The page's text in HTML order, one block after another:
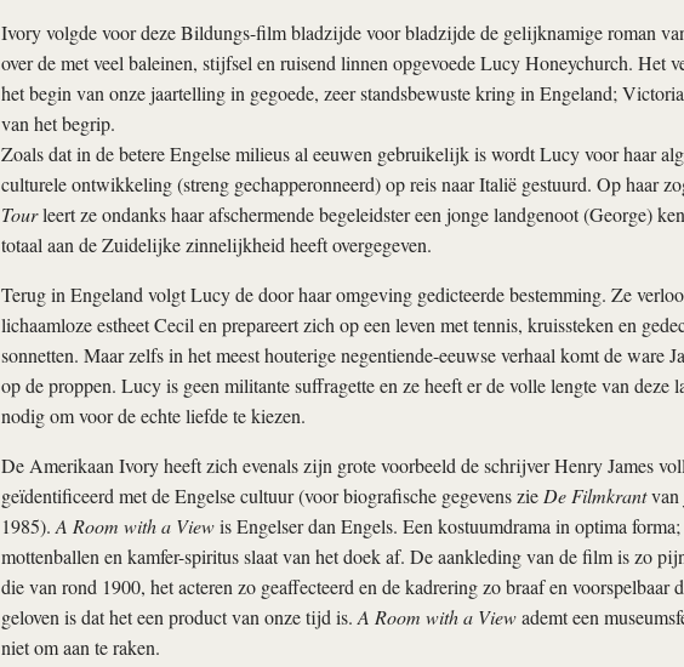
Ivory volgde voor deze Bildungs-film bladzijde voor bladzijde de gelijknamige roman
over de met veel baleinen, stijfsel en ruisend linnen opgevoede Lucy Honeychurch. Het
het begin van onze jaartelling in gegoede, zeer standsbewuste kring in Engeland;
van het begrip.
Zoals dat in de betere Engelse milieus al eeuwen gebruikelijk is wordt Lucy voor haar
culturele ontwikkeling (streng gechapperonneerd) op reis naar Italië gestuurd. Op haar
Tourleert ze ondanks haar afschermende begeleidster een jonge landgenoot (George)
totaal aan de Zuidelijke zinnelijkheid heeft overgegeven.
Terug in Engeland volgt Lucy de door haar omgeving gedicteerde bestemming. Ze
lichaamloze estheet Cecil en prepareert zich op een leven met tennis, kruissteken en
sonnetten. Maar zelfs in het meest houterige negentiende-eeuwse verhaal komt de ware
op de proppen. Lucy is geen militante suffragette en ze heeft er de volle lengte van deze
nodig om voor de echte liefde te kiezen.
De Amerikaan Ivory heeft zich evenals zijn grote voorbeeld de schrijver Henry James
geïdentificeerd met de Engelse cultuur (voor biografische gegevens zie De Filmkrantvan
1985). A Room with a Viewis Engelser dan Engels. Een kostuumdrama in optima
mottenballen en kamfer-spiritus slaat van het doek af. De aankleding van de film is zo
die van rond 1900, het acteren zo geaffecteerd en de kadrering zo braaf en voorspelbaar
geloven is dat het een product van onze tijd is. A Room with a Viewademt een
niet om aan te raken.